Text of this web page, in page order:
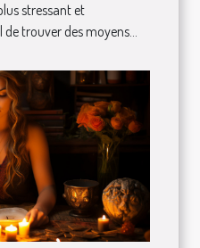
stressant et
trouver des moyens...